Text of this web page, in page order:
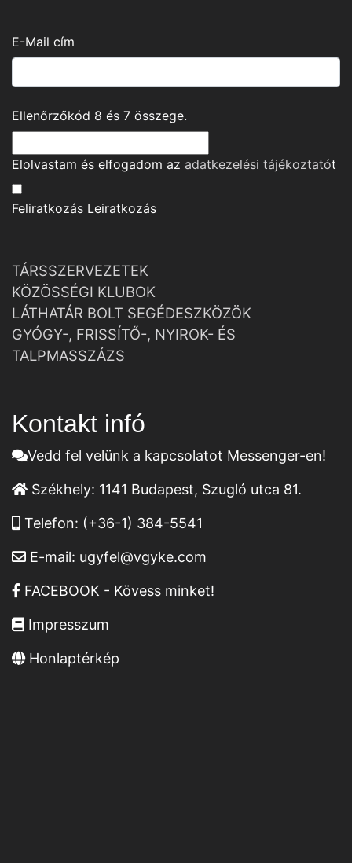
E-Mail cím
Ellenőrzőkód 8 és 7 összege.
Elolvastam és elfogadom az adatkezelési tájékoztatót
Feliratkozás Leiratkozás
TÁRSSZERVEZETEK
KÖZÖSSÉGI KLUBOK
LÁTHATÁR BOLT SEGÉDESZKÖZÖK
GYÓGY-, FRISSÍTŐ-, NYIROK- ÉS
TALPMASSZÁZS
Kontakt infó
Vedd fel velünk a kapcsolatot Messenger-en!
Székhely: 1141 Budapest, Szugló utca 81.
Telefon: (+36-1) 384-5541
E-mail: ugyfel@vgyke.com
FACEBOOK - Kövess minket!
Impresszum
Honlaptérkép